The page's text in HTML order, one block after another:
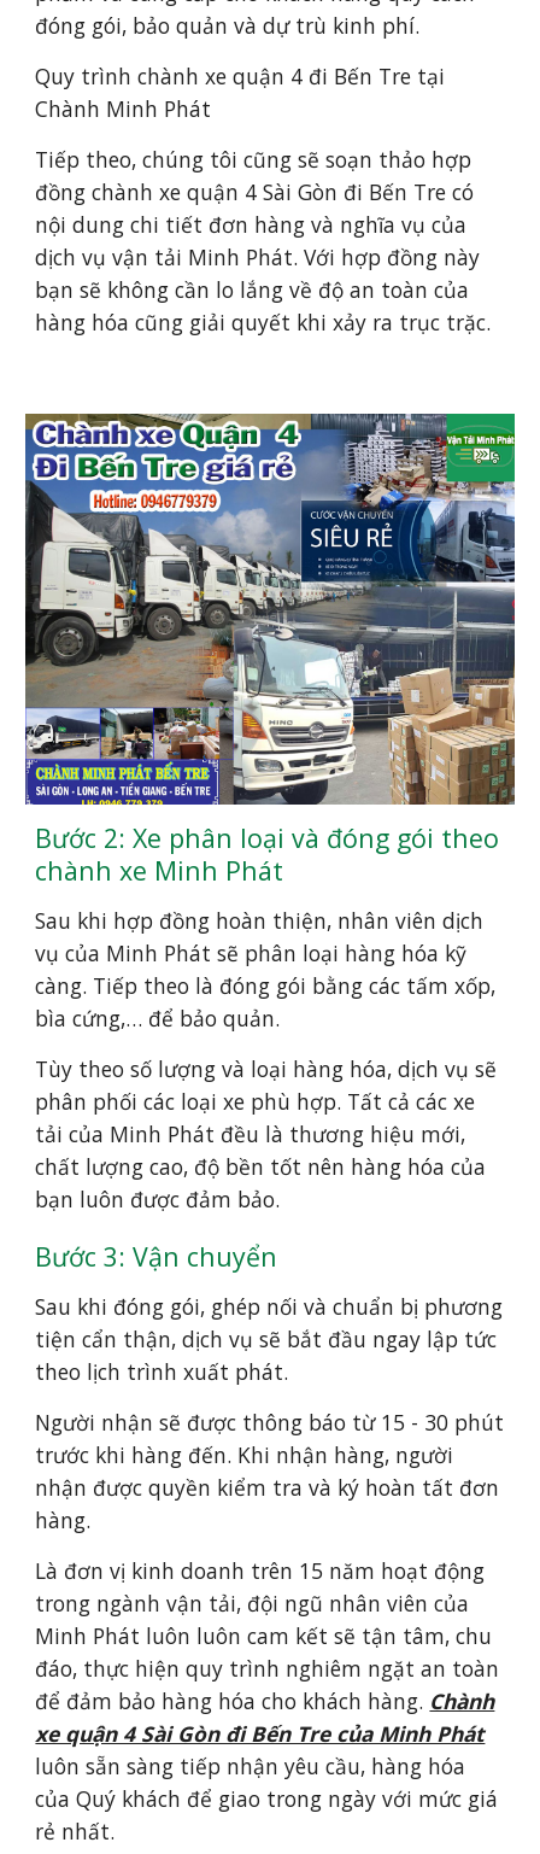
đóng gói, bảo quản và dự trù kinh phí.
Quy trình chành xe quận 4 đi Bến Tre tại
Chành Minh Phát
Tiếp theo, chúng tôi cũng sẽ soạn thảo hợp
đồng chành xe quận 4 Sài Gòn đi Bến Tre có
nội dung chi tiết đơn hàng và nghĩa vụ của
dịch vụ vận tải Minh Phát. Với hợp đồng này
bạn sẽ không cần lo lắng về độ an toàn của
hàng hóa cũng giải quyết khi xảy ra trục trặc.
Bước 2: Xe phân loại và đóng gói theo
chành xe Minh Phát
Sau khi hợp đồng hoàn thiện, nhân viên dịch
vụ của Minh Phát sẽ phân loại hàng hóa kỹ
càng. Tiếp theo là đóng gói bằng các tấm xốp,
bìa cứng,… để bảo quản.
Tùy theo số lượng và loại hàng hóa, dịch vụ sẽ
phân phối các loại xe phù hợp. Tất cả các xe
tải của Minh Phát đều là thương hiệu mới,
chất lượng cao, độ bền tốt nên hàng hóa của
bạn luôn được đảm bảo.
Bước 3: Vận chuyển
Sau khi đóng gói, ghép nối và chuẩn bị phương
tiện cẩn thận, dịch vụ sẽ bắt đầu ngay lập tức
theo lịch trình xuất phát.
Người nhận sẽ được thông báo từ 15 - 30 phút
trước khi hàng đến. Khi nhận hàng, người
nhận được quyền kiểm tra và ký hoàn tất đơn
hàng.
Là đơn vị kinh doanh trên 15 năm hoạt động
trong ngành vận tải, đội ngũ nhân viên của
Minh Phát luôn luôn cam kết sẽ tận tâm, chu
đáo, thực hiện quy trình nghiêm ngặt an toàn
để đảm bảo hàng hóa cho khách hàng. Chành
xe quận 4 Sài Gòn đi Bến Tre của Minh Phát
luôn sẵn sàng tiếp nhận yêu cầu, hàng hóa
của Quý khách để giao trong ngày với mức giá
rẻ nhất.